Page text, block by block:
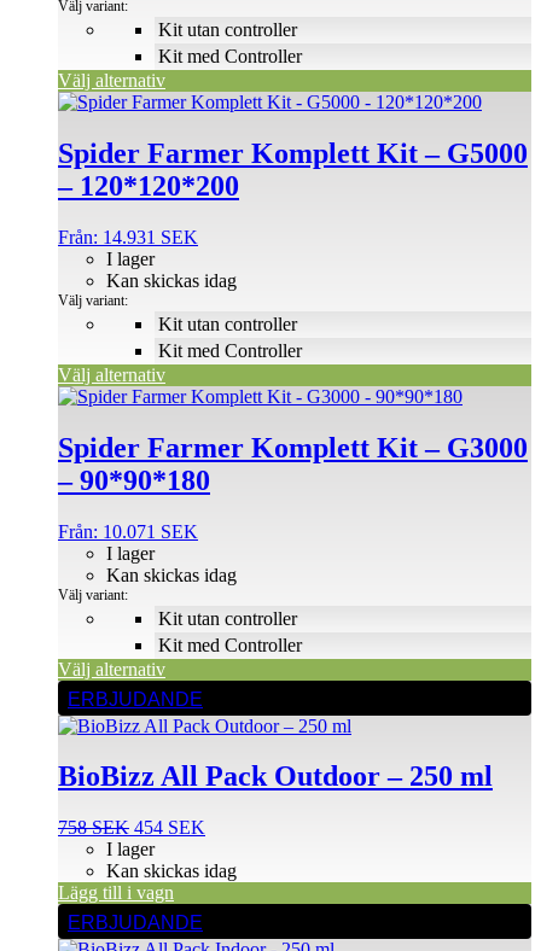
Kit utan controller
Kit med Controller
Välj variant:
Välj alternativ
väljas
produktsidan
Spider Farmer Komplett Kit – G5000
– 120*120*200
Från: 14.931 SEK
Kit utan controller
Kit med Controller
I lager
Kan skickas idag
Välj variant:
Välj alternativ
Den
produkten
har
flera
De
olika
alternativen
kan
väljas
produktsidan
Spider Farmer Komplett Kit – G3000
– 90*90*180
Från: 10.071 SEK
Kit utan controller
Kit med Controller
I lager
Kan skickas idag
Välj variant:
Välj alternativ
Den
produkten
har
flera
De
olika
alternativen
kan
väljas
produktsidan
ERBJUDANDE
BioBizz All Pack Outdoor – 250 ml
758SEK Det
ursprungliga
priset
var:
758 SEK.
454 SEK
priset
I lager
Kan skickas idag
Lägg till i vagn
ERBJUDANDE